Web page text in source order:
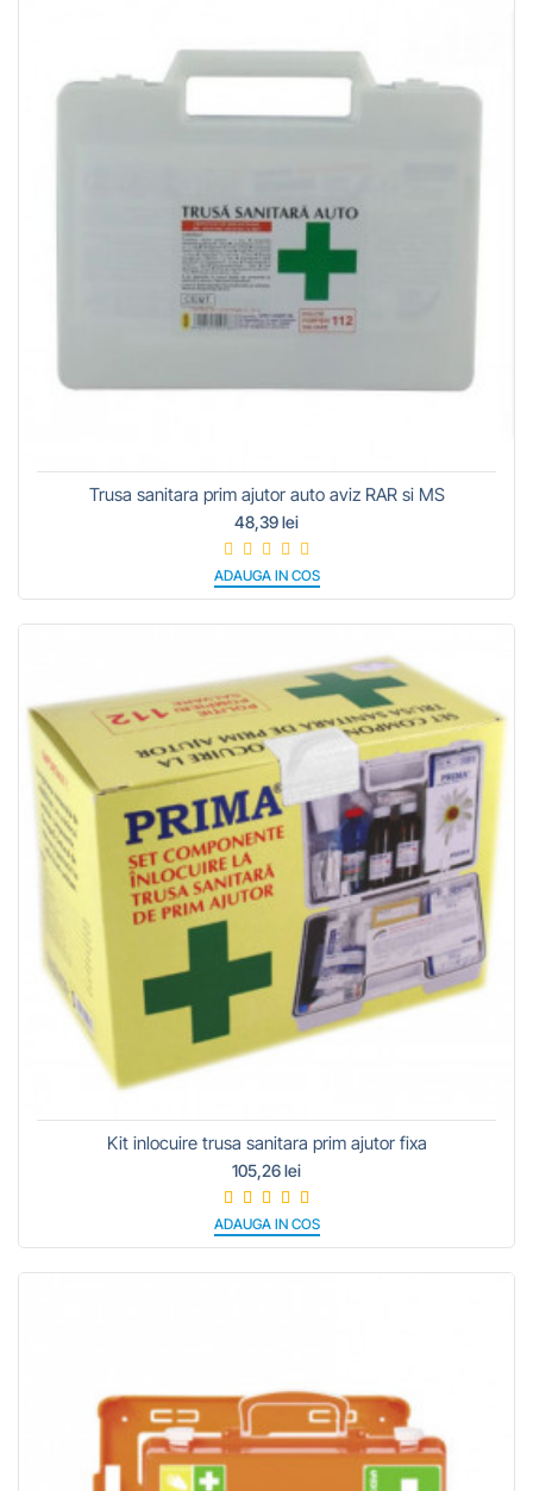
Trusa sanitara prim ajutor auto aviz RAR si MS
48,39 lei
ADAUGA IN COS
Kit inlocuire trusa sanitara prim ajutor fixa
105,26 lei
ADAUGA IN COS